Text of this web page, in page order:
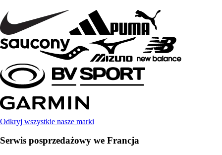
Odkryj wszystkie nasze marki
Serwis posprzedażowy we Francja